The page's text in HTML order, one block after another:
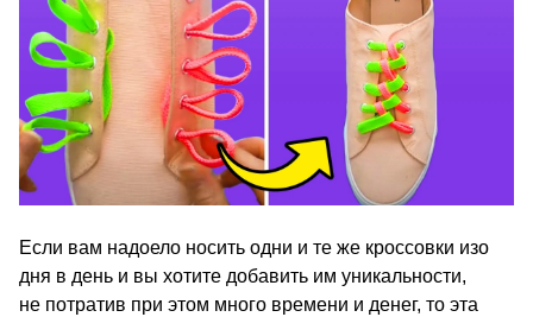
Если вам надоело носить одни и те же кроссовки изо
дня в день и вы хотите добавить им уникальности,
не потратив при этом много времени и денег, то эта